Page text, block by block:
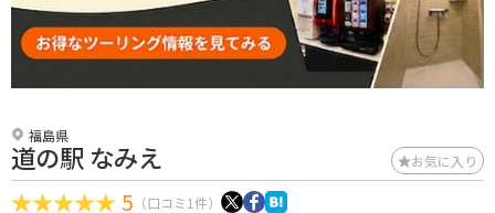
福島県
道の駅 なみえ お気に入り
5 （口コミ1件）